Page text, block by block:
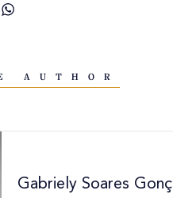
AUTHOR
Gabriely Soares